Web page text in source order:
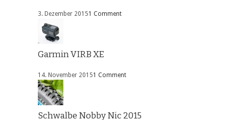
3. Dezember 20151 Comment
Garmin VIRB XE
14. November 20151 Comment
Schwalbe Nobby Nic 2015